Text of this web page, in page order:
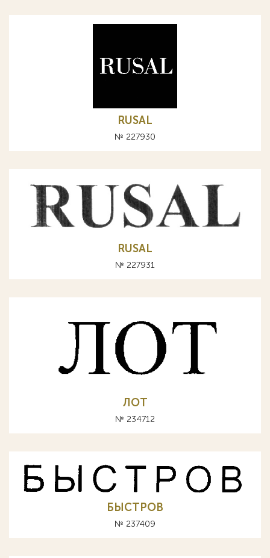
RUSAL
№ 227930
RUSAL
№ 227931
ЛОТ
№ 234712
БЫСТРОВ
№ 237409